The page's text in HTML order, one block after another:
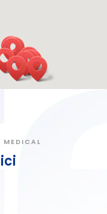
MEDICAL